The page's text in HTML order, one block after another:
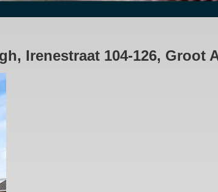
Irenestraat 104-126, Groot